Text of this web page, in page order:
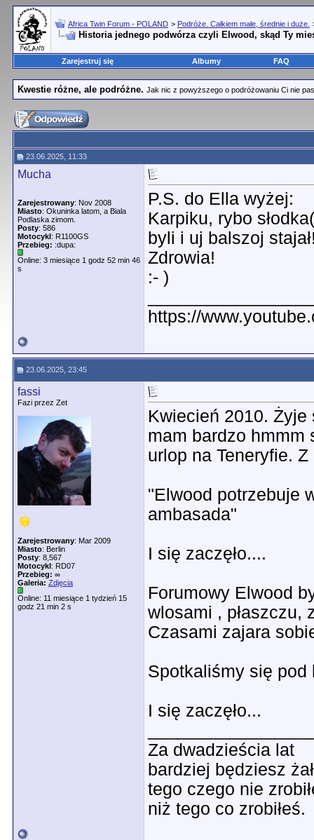
Africa Twin Forum - POLAND > Podróże. Całkiem małe, średnie i duże.
Historia jednego podwórza czyli Elwood, skąd Ty
Zarejestruj się Albumy FAQ
Kwestie różne, ale podróżne. Jak nic z powyższego o podróżowaniu Ci nie
23.06.2025, 11:33
Mucha
Zarejestrowany: Nov 2008
Miasto: Okuninka latom, a Biala
Podlaska zimom.
Posty: 586
Motocykl: R1100GS
Przebieg: :dupa:
Online: 3 miesiące 1 godz 52 min 46
s
P.S. do Ella wyżej:
Karpiku, rybo
byli i uj balszoj
Zdrowia!
:- )
https://
23.06.2025, 23:45
fassi
Fazi przez Zet
Zarejestrowany: Mar 2009
Miasto: Berlin
Posty: 8,567
Motocykl: RD07
Przebieg: ∞
Galeria: Zdjęcia
Online: 11 miesiące 1 tydzień 15
godz 21 min 2 s
Kwiecień 2010.
mam bardzo hmmm
urlop na Teneryfie.
"Elwood potrzebuje
ambasada"
I się zaczęło....
Forumowy Elwood
wlosami , płaszczu,
Czasami zajara
Spotkaliśmy się pod
I się zaczęło...
Za dwadzieścia lat
bardziej będziesz
tego czego nie
niż tego co zrobiłeś.